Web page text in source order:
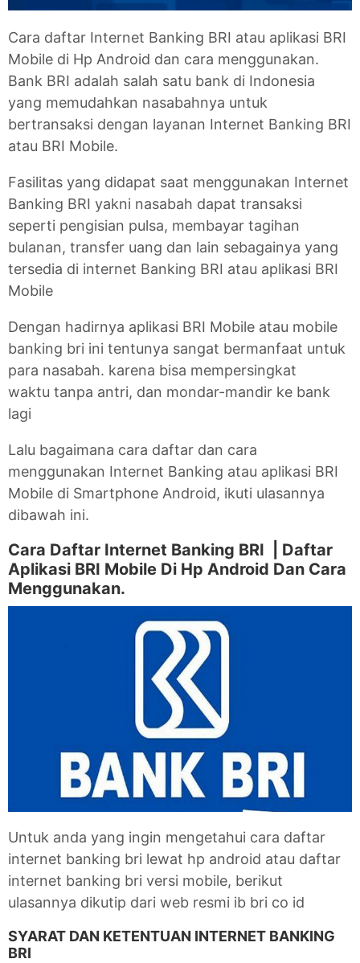
Cara daftar Internet Banking BRI atau aplikasi BRI
Mobile di Hp Android dan cara menggunakan.
Bank BRI adalah salah satu bank di Indonesia
yang memudahkan nasabahnya untuk
bertransaksi dengan layanan Internet Banking BRI
atau BRI Mobile.
Fasilitas yang didapat saat menggunakan Internet
Banking BRI yakni nasabah dapat transaksi
seperti pengisian pulsa, membayar tagihan
bulanan, transfer uang dan lain sebagainya yang
tersedia di internet Banking BRI atau aplikasi BRI
Mobile
Dengan hadirnya aplikasi BRI Mobile atau mobile
banking bri ini tentunya sangat bermanfaat untuk
para nasabah. karena bisa mempersingkat
waktu tanpa antri, dan mondar-mandir ke bank
lagi
Lalu bagaimana cara daftar dan cara
menggunakan Internet Banking atau aplikasi BRI
Mobile di Smartphone Android, ikuti ulasannya
dibawah ini.
Cara Daftar Internet Banking BRI | Daftar
Aplikasi BRI Mobile Di Hp Android Dan Cara
Menggunakan.
Untuk anda yang ingin mengetahui cara daftar
internet banking bri lewat hp android atau daftar
internet banking bri versi mobile, berikut
ulasannya dikutip dari web resmi ib bri co id
SYARAT DAN KETENTUAN INTERNET BANKING
BRI